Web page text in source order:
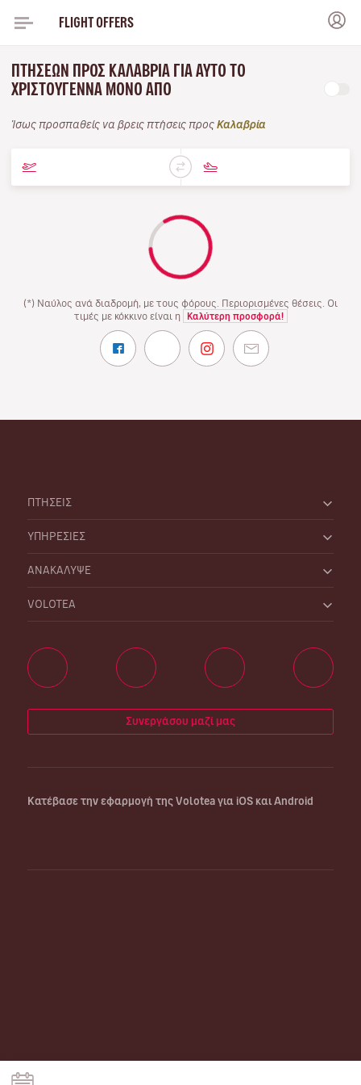
FLIGHT OFFERS
ΠΤΉΣΕΩΝ ΠΡΟΣ ΚΑΛΑΒΡΊΑ ΓΙΑ ΑΥΤΌ ΤΟ
ΧΡΙΣΤΟΎΓΕΝΝΑ ΜΌΝΟ ΑΠΌ
Ίσως προσπαθείς να βρεις πτήσεις προς Καλαβρία
(*) Ναύλος ανά διαδρομή, με τους φόρους. Περιορισμένες θέσεις. Οι
τιμές με κόκκινο είναι η
Καλύτερη προσφορά!
ΠΤΗΣΕΙΣ
ΥΠΗΡΕΣΙΕΣ
ΑΝΑΚΑΛΥΨΕ
VOLOTEA
Συνεργάσου μαζί μας
Κατέβασε την εφαρμογή της Volotea για iOS και Android